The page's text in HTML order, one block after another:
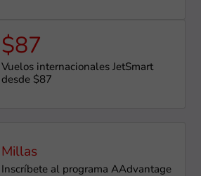
$87
Vuelos internacionales JetSmart
desde $87
Millas
Inscríbete al programa AAdvantage